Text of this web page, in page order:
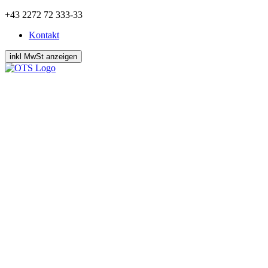
Zum
springen
+43 2272 72 333-33
Kontakt